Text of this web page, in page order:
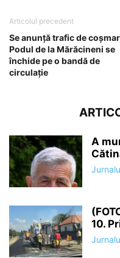
Articolul precedent
Se anunță trafic de
Podul de la Mărăcineni se
închide pe o bandă de
circulație
A
10.